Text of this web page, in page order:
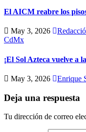
El AICM reabre los
May 3, 2026
CdMx
¡El Sol Azteca vuelve
May 3, 2026 Enrique
Deja una respuesta
Tu dirección de correo